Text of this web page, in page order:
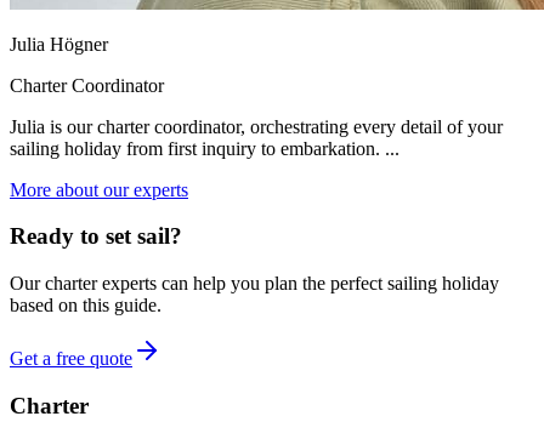
Julia Högner
Charter Coordinator
Julia is our charter coordinator, orchestrating every detail of your
sailing holiday from first inquiry to embarkation. ...
More about our experts
Ready to set sail?
Our charter experts can help you plan the perfect sailing holiday
based on this guide.
Get a free quote
Charter